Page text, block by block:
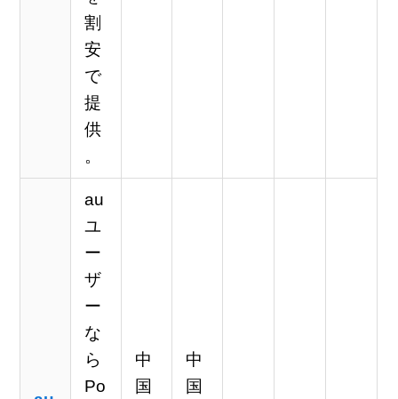
割
安
で
提
供
。
au
ユ
ー
ザ
ー
な
ら
Po
中
国
中
国